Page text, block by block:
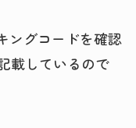
ングコードを確認
載しているので